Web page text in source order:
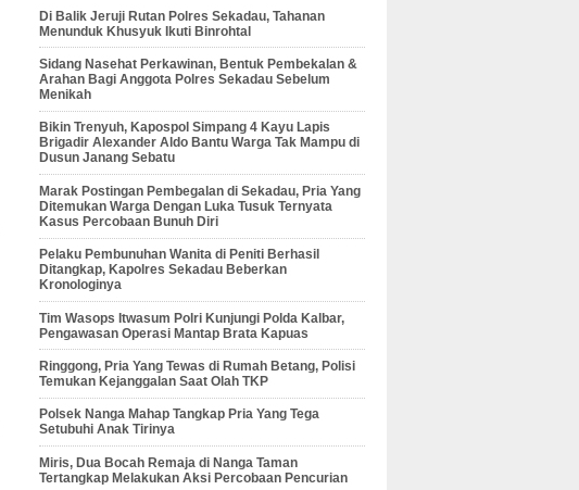
Di Balik Jeruji Rutan Polres Sekadau, Tahanan
Menunduk Khusyuk Ikuti Binrohtal
Sidang Nasehat Perkawinan, Bentuk Pembekalan &
Arahan Bagi Anggota Polres Sekadau Sebelum
Menikah
Bikin Trenyuh, Kapospol Simpang 4 Kayu Lapis
Brigadir Alexander Aldo Bantu Warga Tak Mampu di
Dusun Janang Sebatu
Marak Postingan Pembegalan di Sekadau, Pria Yang
Ditemukan Warga Dengan Luka Tusuk Ternyata
Kasus Percobaan Bunuh Diri
Pelaku Pembunuhan Wanita di Peniti Berhasil
Ditangkap, Kapolres Sekadau Beberkan
Kronologinya
Tim Wasops Itwasum Polri Kunjungi Polda Kalbar,
Pengawasan Operasi Mantap Brata Kapuas
Ringgong, Pria Yang Tewas di Rumah Betang, Polisi
Temukan Kejanggalan Saat Olah TKP
Polsek Nanga Mahap Tangkap Pria Yang Tega
Setubuhi Anak Tirinya
Miris, Dua Bocah Remaja di Nanga Taman
Tertangkap Melakukan Aksi Percobaan Pencurian